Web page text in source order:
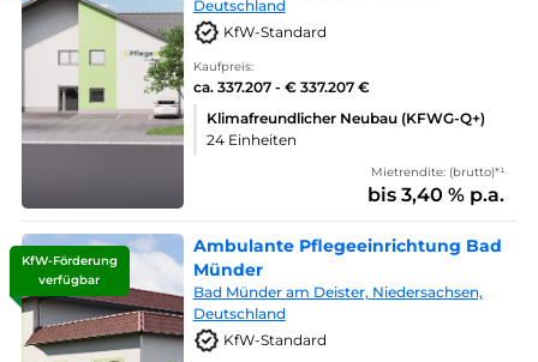
Deutschland
KfW-Standard
Kaufpreis:
ca. 337.207 - € 337.207 €
Klimafreundlicher Neubau (KFWG-Q+)
24 Einheiten
Mietrendite: (brutto)*¹
bis 3,40 % p.a.
KfW-Förderung
verfügbar
Ambulante Pflegeeinrichtung Bad
Münder
Bad Münder am Deister, Niedersachsen,
Deutschland
KfW-Standard